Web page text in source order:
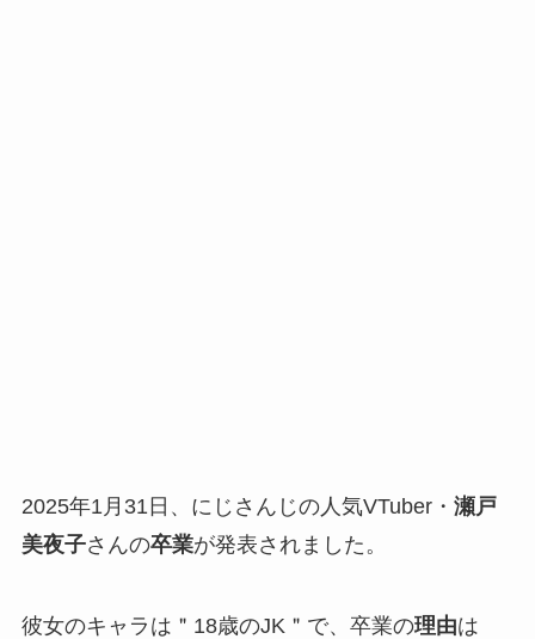
2025年1月31日、にじさんじの人気VTuber・ 瀬戸
美夜子さんの卒業が発表されました。
彼女のキャラは＂18歳のJK＂で、卒業の理由は